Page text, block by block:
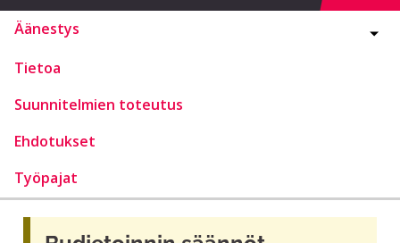
Äänestys
Tietoa
Suunnitelmien toteutus
Ehdotukset
Työpajat